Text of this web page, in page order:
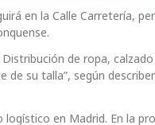
en la Calle Carretería,
de ropa,
su talla”, según
en Madrid. En la